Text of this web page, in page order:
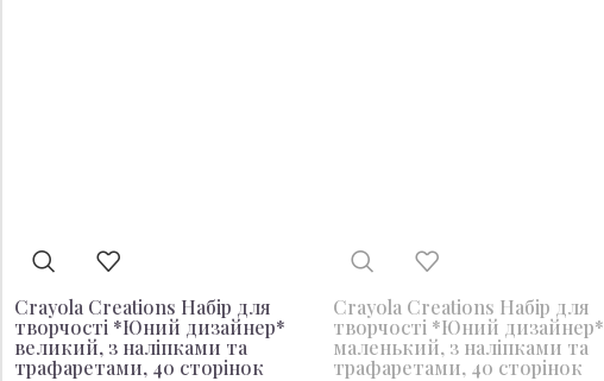
Crayola Creations Набір для
творчості *Юний дизайнер*
великий, з наліпками та
трафаретами, 40 сторінок
Crayola Creations Набір для
творчості *Юний дизайнер*
маленький, з наліпками та
трафаретами, 40 сторінок